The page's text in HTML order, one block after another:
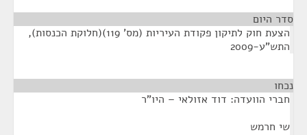
סדר היום
הצעת חוק לתיקון פקודת העיריות (מס' 119)(חלוקת הכנסות),
התש"ע-2009
נכחו
חברי הוועדה: דוד אזולאי – היו"ר
שי חרמש